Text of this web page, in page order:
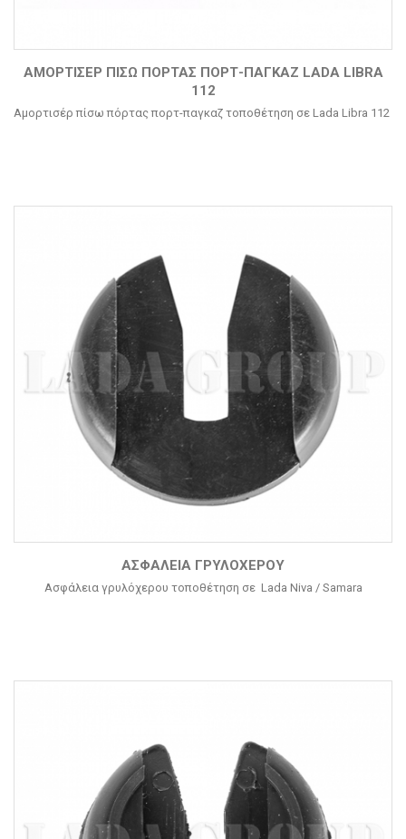
ΑΜΟΡΤΙΣΈΡ ΠΊΣΩ ΠΌΡΤΑΣ ΠΟΡΤ-ΠΑΓΚΑΖ LADA LIBRA
112
Αμορτισέρ πίσω πόρτας πορτ-παγκαζ τοποθέτηση σε Lada Libra 112
ΑΣΦΆΛΕΙΑ ΓΡΥΛΌΧΕΡΟΥ
Ασφάλεια γρυλόχερου τοποθέτηση σε Lada Niva / Samara